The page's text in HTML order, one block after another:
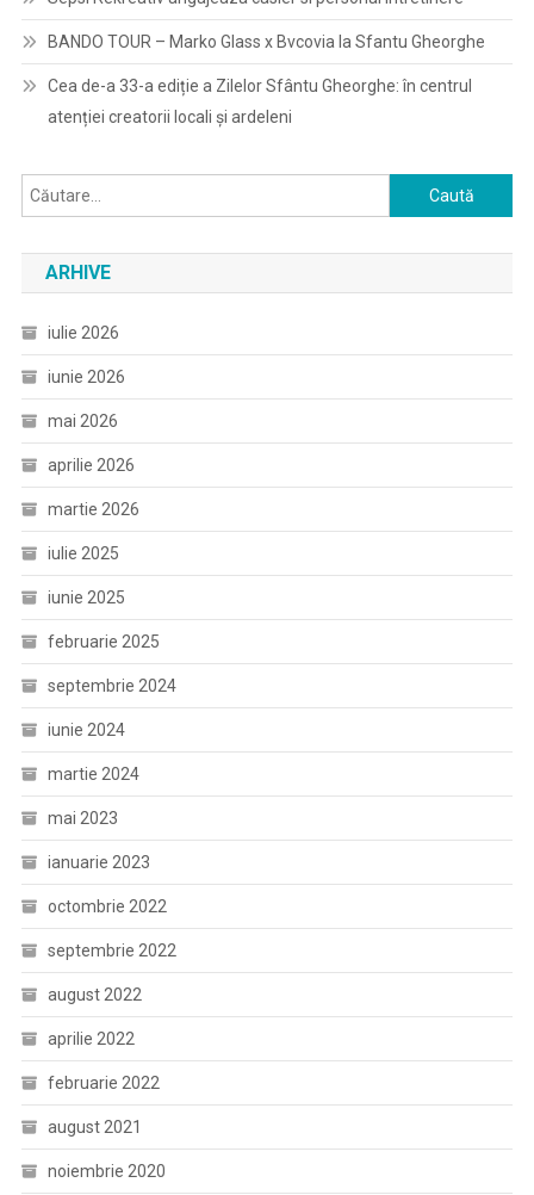
BANDO TOUR – Marko Glass x Bvcovia la Sfantu Gheorghe
Cea de-a 33-a ediție a Zilelor Sfântu Gheorghe: în centrul
atenției creatorii locali și ardeleni
Caută
după:
ARHIVE
iulie 2026
iunie 2026
mai 2026
aprilie 2026
martie 2026
iulie 2025
iunie 2025
februarie 2025
septembrie 2024
iunie 2024
martie 2024
mai 2023
ianuarie 2023
octombrie 2022
septembrie 2022
august 2022
aprilie 2022
februarie 2022
august 2021
noiembrie 2020